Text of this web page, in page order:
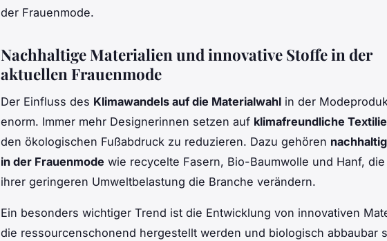
der Frauenmode.
Nachhaltige Materialien und innovative Stoffe in der
aktuellen Frauenmode
Der Einfluss des Klimawandels auf die Materialwahl in der
enorm. Immer mehr Designerinnen setzen auf klimafreundliche
den ökologischen Fußabdruck zu reduzieren. Dazu gehören
in der Frauenmode wie recycelte Fasern, Bio-Baumwolle und Hanf,
ihrer geringeren Umweltbelastung die Branche verändern.
Ein besonders wichtiger Trend ist die Entwicklung von innovativen
die ressourcenschonend hergestellt werden und biologisch abbaubar